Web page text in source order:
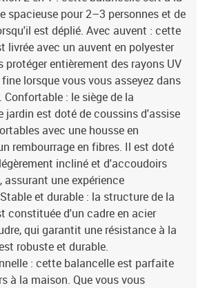
spacieuse pour 2–3 personnes et de
est déplié. Avec auvent : cette
livrée avec un auvent en polyester
protéger entièrement des rayons UV
lorsque vous vous asseyez dans
Confortable : le siège de la
jardin est doté de coussins d'assise
avec une housse en
rembourrage en fibres. Il est doté
incliné et d'accoudoirs
une expérience
et durable : la structure de la
constituée d'un cadre en acier
qui garantit une résistance à la
robuste et durable.
: cette balancelle est parfaite
à la maison. Que vous vous